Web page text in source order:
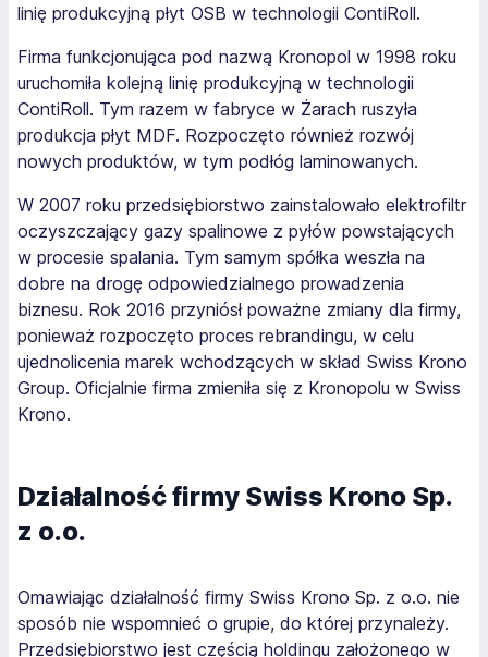
linię produkcyjną płyt OSB w technologii ContiRoll.
Firma funkcjonująca pod nazwą Kronopol w 1998 roku
uruchomiła kolejną linię produkcyjną w technologii
ContiRoll. Tym razem w fabryce w Żarach ruszyła
produkcja płyt MDF. Rozpoczęto również rozwój
nowych produktów, w tym podłóg laminowanych.
W 2007 roku przedsiębiorstwo zainstalowało elektrofiltr
oczyszczający gazy spalinowe z pyłów powstających
w procesie spalania. Tym samym spółka weszła na
dobre na drogę odpowiedzialnego prowadzenia
biznesu. Rok 2016 przyniósł poważne zmiany dla firmy,
ponieważ rozpoczęto proces rebrandingu, w celu
ujednolicenia marek wchodzących w skład Swiss Krono
Group. Oficjalnie firma zmieniła się z Kronopolu w Swiss
Krono.
Działalność firmy Swiss Krono Sp.
z o.o.
Omawiając działalność firmy Swiss Krono Sp. z o.o. nie
sposób nie wspomnieć o grupie, do której przynależy.
Przedsiębiorstwo jest częścią holdingu założonego w